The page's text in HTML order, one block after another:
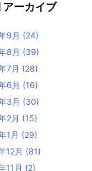
アーカイブ
9月 (24)
8月 (39)
7月 (28)
6月 (16)
3月 (30)
2月 (15)
1月 (29)
12月 (81)
11月 (2)